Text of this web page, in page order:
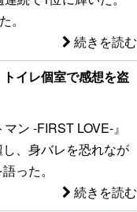
。
続きを読む
イレ個室で感想を盗
ン -FIRST LOVE-』
、身バレを恐れなが
った。
続きを読む